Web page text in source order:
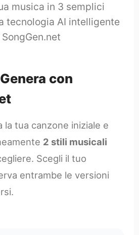
musica in 3 semplici
tecnologia AI intelligente
con
la tua canzone iniziale e
2 stili musicali
Scegli il tuo
entrambe le versioni